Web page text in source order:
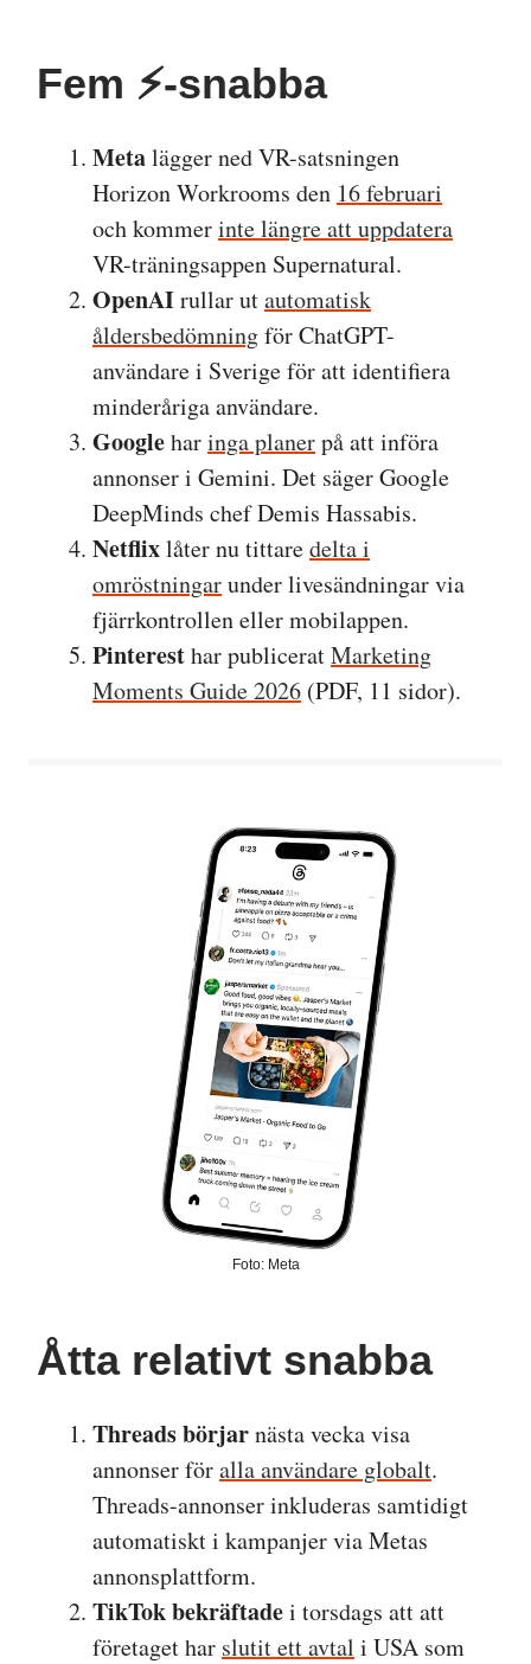
Fem ⚡️-snabba
Metalägger ned VR-satsningen
Horizon Workrooms den 16 februari
och kommerinte längre att uppdatera
VR-träningsappen Supernatural.
OpenAIrullar utautomatisk
åldersbedömningför ChatGPT-
användare i Sverige för att identifiera
minderåriga användare.
Googleharinga planerpå att införa
annonser i Gemini. Det säger Google
DeepMinds chef Demis Hassabis.
Netflixlåter nu tittaredelta i
omröstningarunder livesändningar via
fjärrkontrollen eller mobilappen.
Pinteresthar publiceratMarketing
Moments Guide 2026 (PDF, 11 sidor).
Foto: Meta
Åtta relativt snabba
Threads börjarnästa vecka visa
annonser föralla användare globalt.
Threads-annonser inkluderas samtidigt
automatiskt i kampanjer via Metas
annonsplattform.
TikTok bekräftadei torsdags att att
företaget har slutit ett avtal i USA som